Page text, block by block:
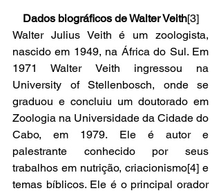
Dados biográficos de Walter Veith[3]
Walter Julius Veith é um zoologista,
nascido em 1949, na África do Sul. Em
1971 Walter Veith ingressou na
University of Stellenbosch, onde se
graduou e concluiu um doutorado em
Zoologia na Universidade da Cidade do
Cabo, em 1979. Ele é autor e
palestrante conhecido por seus
trabalhos em nutrição, criacionismo[4] e
temas bíblicos. Ele é o principal orador